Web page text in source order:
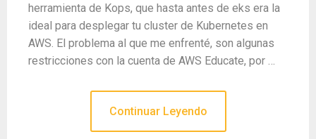
herramienta de Kops, que hasta antes de eks era la
ideal para desplegar tu cluster de Kubernetes en
AWS. El problema al que me enfrenté, son algunas
restricciones con la cuenta de AWS Educate, por …
Continuar Leyendo